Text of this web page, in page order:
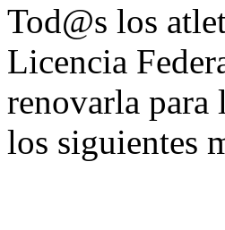
Tod@s los
Licencia
renovarla para
los siguientes